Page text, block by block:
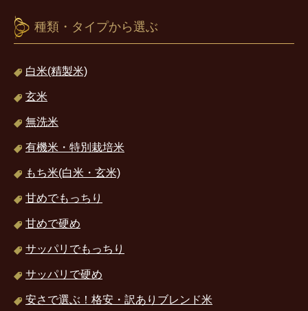
種類・タイプから選ぶ
白米(精製米)
玄米
無洗米
有機米・特別栽培米
もち米(白米・玄米)
甘めでもっちり
甘めで硬め
サッパリでもっちり
サッパリで硬め
安さで選ぶ！格安・訳ありブレンド米